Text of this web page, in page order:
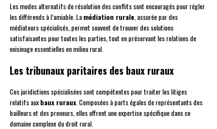
Les modes alternatifs de résolution des conflits sont encouragés pour régler
les différends à l’amiable. Lamédiation rurale , assurée par des
médiateurs spécialisés, permet souvent de trouver des solutions
satisfaisantes pour toutes les parties, tout en préservant les relations de
voisinage essentielles en milieu rural.
Les tribunaux paritaires des baux ruraux
Ces juridictions spécialisées sont compétentes pour traiter les litiges
relatifs auxbaux ruraux . Composées à parts égales de représentants des
bailleurs et des preneurs, elles offrent une expertise spécifique dans ce
domaine complexe du droit rural.